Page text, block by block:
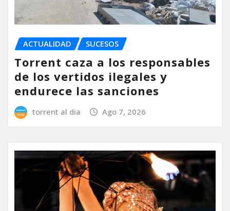
ACTUALIDAD SUCESOS
Torrent caza a los responsables
de los vertidos ilegales y
endurece las sanciones
torrent al dia Ago 7, 2026